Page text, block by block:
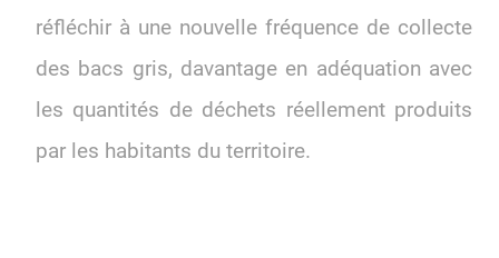
réfléchir à une nouvelle fréquence de collecte
des bacs gris, davantage en adéquation avec
les quantités de déchets réellement produits
par les habitants du territoire.